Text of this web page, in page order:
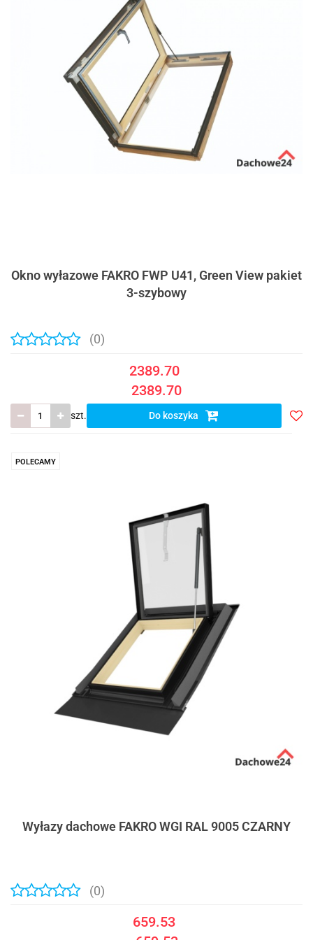
Okno wyłazowe FAKRO FWP U41, Green View pakiet
3-szybowy
(0)
2389.70
2389.70
szt. Do koszyka
POLECAMY
Wyłazy dachowe FAKRO WGI RAL 9005 CZARNY
(0)
659.53